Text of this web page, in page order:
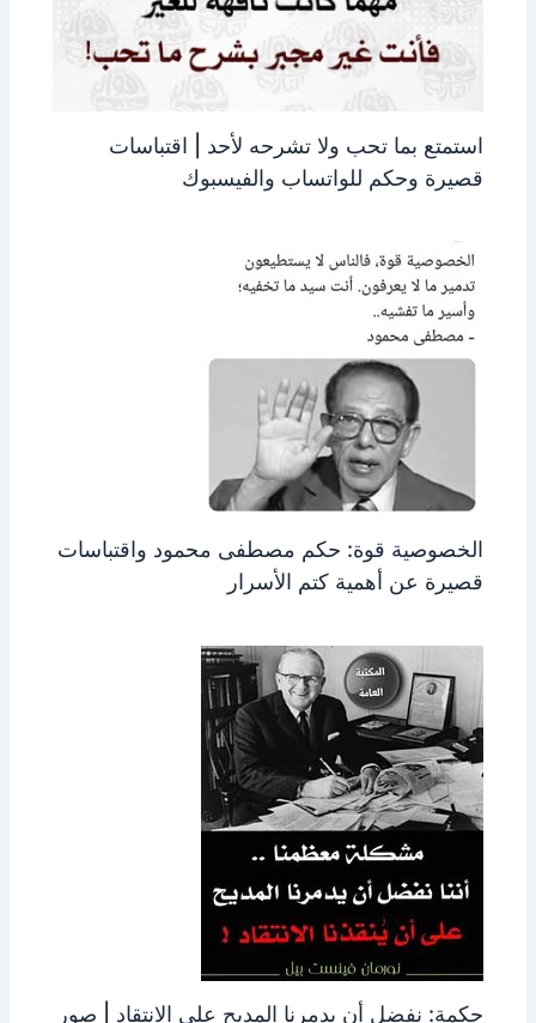
استمتع بما تحب ولا تشرحه لأحد | اقتباسات
قصيرة وحكم للواتساب والفيسبوك
الخصوصية قوة: حكم مصطفى محمود واقتباسات
قصيرة عن أهمية كتم الأسرار
حكمة: نفضل أن يدمرنا المديح على الانتقاد | صور